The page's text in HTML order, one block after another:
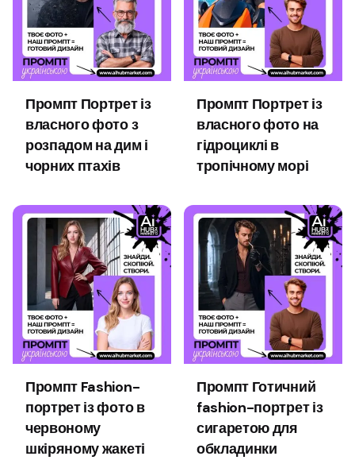
Промпт Портрет із
власного фото з
розпадом на дим і
чорних птахів
Промпт Портрет із
власного фото на
гідроциклі в
тропічному морі
Промпт Fashion-
портрет із фото в
червоному
шкіряному жакеті
Промпт Готичний
fashion-портрет із
сигаретою для
обкладинки